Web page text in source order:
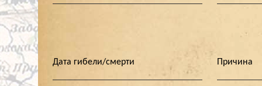
Дата гибели/смерти Причина